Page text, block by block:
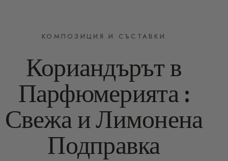
КОМПОЗИЦИЯ И СЪСТАВКИ
Кориандърът в
Парфюмерията :
Свежа и Лимонена
Подправка